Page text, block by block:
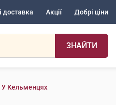
доставка Акції Добрі ціни
ЗНАЙТИ
У Кельменцях